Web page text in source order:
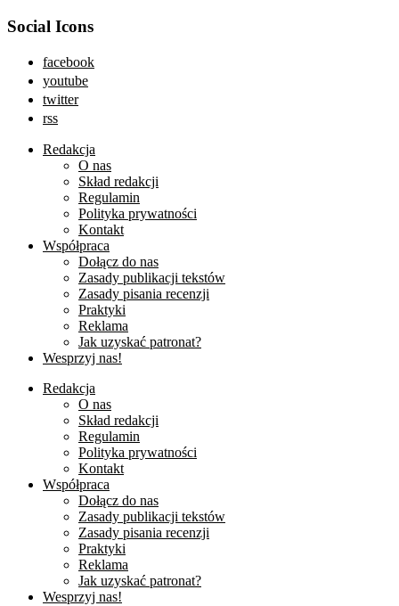
Social Icons
facebook
youtube
twitter
rss
Redakcja
O nas
Skład redakcji
Regulamin
Polityka prywatności
Kontakt
Współpraca
Dołącz do nas
Zasady publikacji tekstów
Zasady pisania recenzji
Praktyki
Reklama
Jak uzyskać patronat?
Wesprzyj nas!
Redakcja
O nas
Skład redakcji
Regulamin
Polityka prywatności
Kontakt
Współpraca
Dołącz do nas
Zasady publikacji tekstów
Zasady pisania recenzji
Praktyki
Reklama
Jak uzyskać patronat?
Wesprzyj nas!